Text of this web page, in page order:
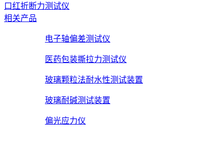
口红折断力测试仪
相关产品
电子轴偏差测试仪
医药包装撕拉力测试仪
玻璃颗粒法耐水性测试装置
玻璃耐碱测试装置
偏光应力仪